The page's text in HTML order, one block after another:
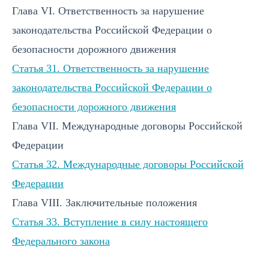
Глава VI. Ответственность за нарушение
законодательства Российской Федерации о
безопасности дорожного движения
Статья 31. Ответственность за нарушение
законодательства Российской Федерации о
безопасности дорожного движения
Глава VII. Международные договоры Российской
Федерации
Статья 32. Международные договоры Российской
Федерации
Глава VIII. Заключительные положения
Статья 33. Вступление в силу настоящего
Федерального закона